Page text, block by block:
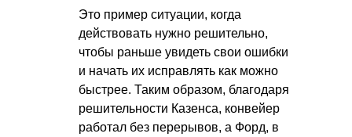
Это пример ситуации, когда
действовать нужно решительно,
чтобы раньше увидеть свои ошибки
и начать их исправлять как можно
быстрее. Таким образом, благодаря
решительности Казенса, конвейер
работал без перерывов, а Форд, в